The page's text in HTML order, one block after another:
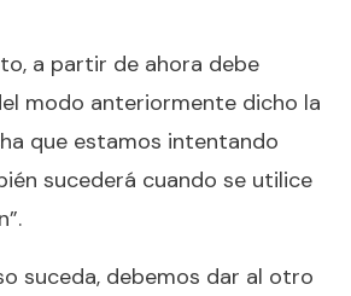
a partir de ahora debe
modo anteriormente dicho la
que estamos intentando
sucederá cuando se utilice
suceda, debemos dar al otro